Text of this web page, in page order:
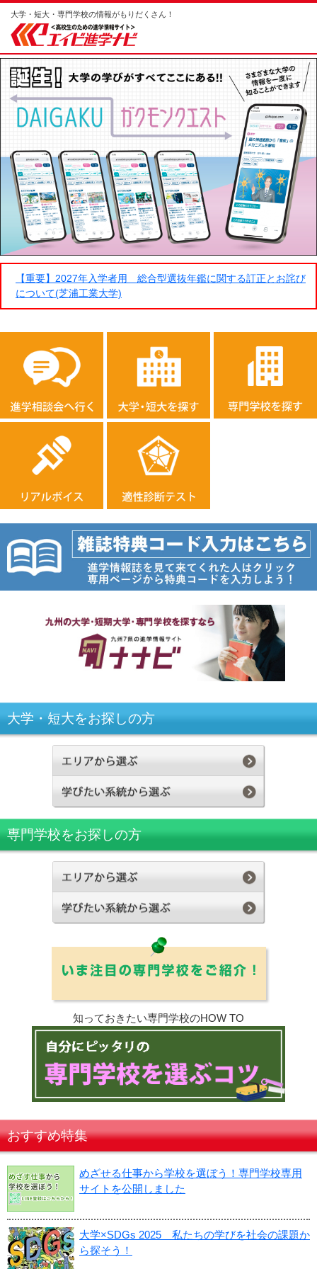
大学・短大・専門学校の情報がもりだくさん！
【重要】2027年入学者用 総合型選抜年鑑に関する訂正とお詫び
について(芝浦工業大学)
大学・短大をお探しの方
専門学校をお探しの方
知っておきたい専門学校のHOW TO
おすすめ特集
めざせる仕事から学校を選ぼう！専門学校専用
サイトを公開しました
大学×SDGs 2025 私たちの学びを社会の課題か
ら探そう！